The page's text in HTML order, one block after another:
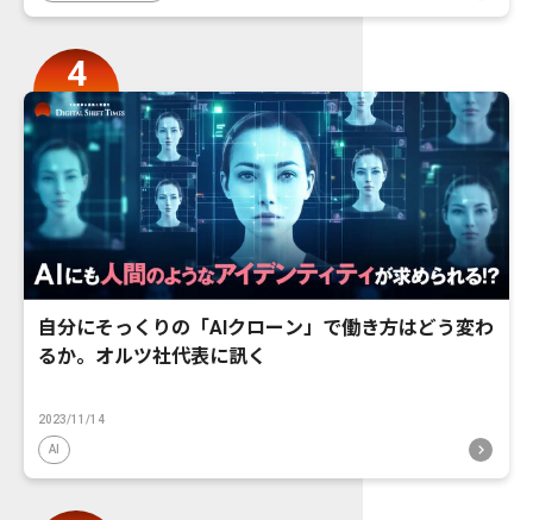
自分にそっくりの「AIクローン」で働き方はどう変わ
るか。オルツ社代表に訊く
2023/11/14
AI